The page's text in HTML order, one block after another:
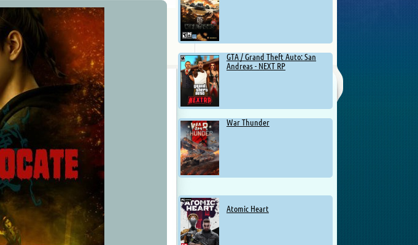
GTA / Grand Theft Auto: San
Andreas - NEXT RP
War Thunder
Atomic Heart